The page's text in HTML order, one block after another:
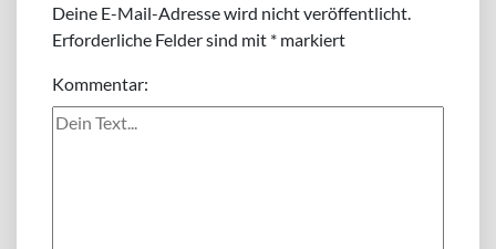
Deine E-Mail-Adresse wird nicht veröffentlicht.
Erforderliche Felder sind mit * markiert
Kommentar: